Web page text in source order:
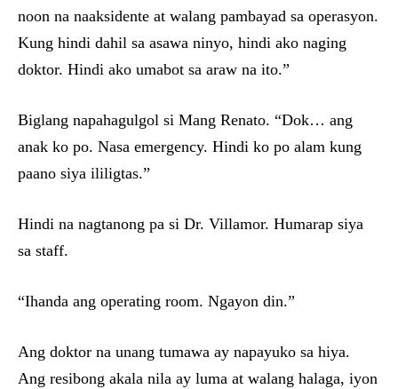
noon na naaksidente at walang pambayad sa operasyon.
Kung hindi dahil sa asawa ninyo, hindi ako naging
doktor. Hindi ako umabot sa araw na ito.”
Biglang napahagulgol si Mang Renato. “Dok… ang
anak ko po. Nasa emergency. Hindi ko po alam kung
paano siya ililigtas.”
Hindi na nagtanong pa si Dr. Villamor. Humarap siya
sa staff.
“Ihanda ang operating room. Ngayon din.”
Ang doktor na unang tumawa ay napayuko sa hiya.
Ang resibong akala nila ay luma at walang halaga, iyon